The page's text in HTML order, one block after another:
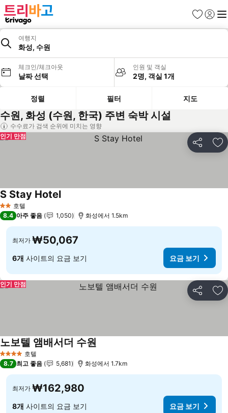
즐겨찾기
로그인
메
여행지
화성, 수원
체크인/체크아웃
날짜 선택
인원 및 객실
2명, 객실 1개
정렬 필터 지도
수원, 화성 (수원, 한국) 주변 숙박 시설
수수료가 검색 순위에 미치는 영향
공유 즐
인기 만점
2 성급호텔
S Stay Hotel요금 보기
8.4 아주 좋음 1,050 화성에서 1.5km
최저가 ₩50,067
6개 사이트의 요금 보기 요금 보기
공유 즐
인기 만점
4 성급 호텔
노보텔 앰배서더 수원
8.7 최고 좋음 5,681 화성에서 1.7km
최저가 ₩162,980
8개 사이트의 요금 보기 요금 보기